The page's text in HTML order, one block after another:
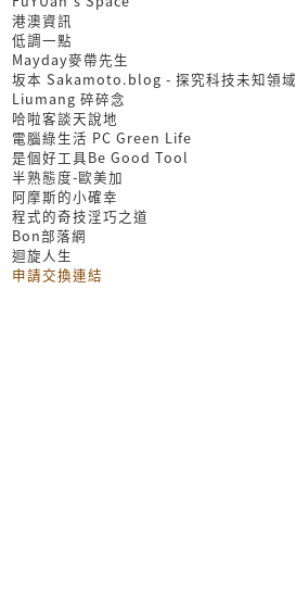
港澳資訊
低調一點
Mayday麥帶先生
坂本 Sakamoto.blog - 探究科技未知領域
Liumang 碎碎念
哈啦客談天說地
電腦綠生活 PC Green Life
是個好工具Be Good Tool
半熟態度-歐美加
阿摩斯的小確幸
程式的奇技淫巧之道
Bon部落網
迴旋人生
申請交換連結